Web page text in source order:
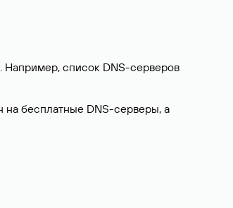
Например, список DNS-серверов
на бесплатные DNS-серверы, а